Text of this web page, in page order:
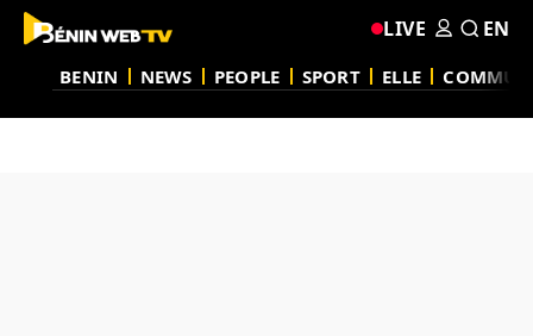
BENIN NEWS PEOPLE SPORT ELLE
LIVE EN